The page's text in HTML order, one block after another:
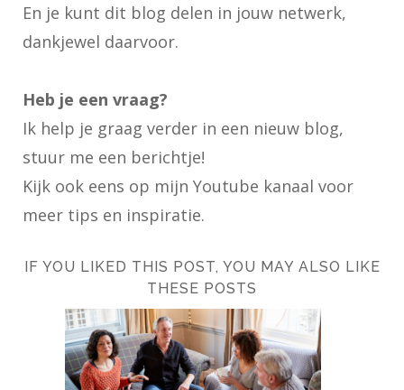
En je kunt dit blog delen in jouw netwerk,
dankjewel daarvoor.
Heb je een vraag?
Ik help je graag verder in een nieuw blog,
stuur me een berichtje!
Kijk ook eens op mijn Youtube kanaal voor
meer tips en inspiratie.
IF YOU LIKED THIS POST, YOU MAY ALSO LIKE
THESE POSTS